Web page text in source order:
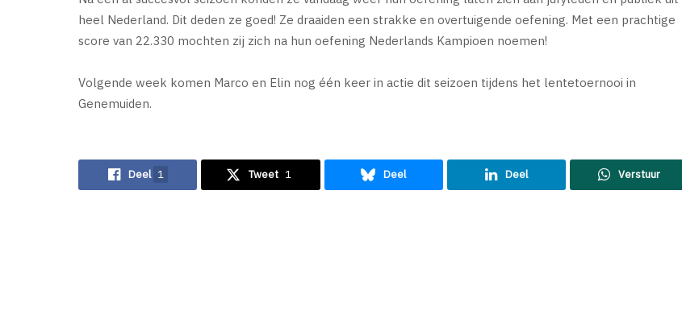
heel Nederland. Dit deden ze goed! Ze draaiden een strakke en overtuigende oefening. Met een prachtige
score van 22.330 mochten zij zich na hun oefening Nederlands Kampioen noemen!
Volgende week komen Marco en Elin nog één keer in actie dit seizoen tijdens het lentetoernooi in
Genemuiden.
Deel 1 Tweet 1 Deel Deel Verstuur